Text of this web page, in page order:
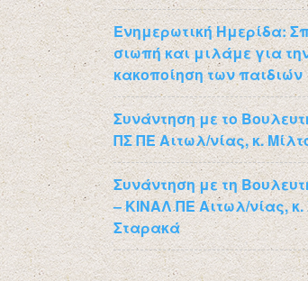
Ενημερωτική Ημερίδα:
σιωπή και μιλάμε για
κακοποίηση των παιδιών
Συνάντηση με το
ΠΣ ΠΕ Αιτωλ/νίας, κ.
Συνάντηση με τη
– ΚΙΝΑΛ ΠΕ Αιτωλ/νίας, κ.
Σταρακά